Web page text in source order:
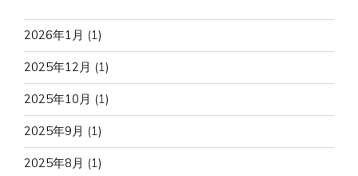
2026年1月 (1)
2025年12月 (1)
2025年10月 (1)
2025年9月 (1)
2025年8月 (1)